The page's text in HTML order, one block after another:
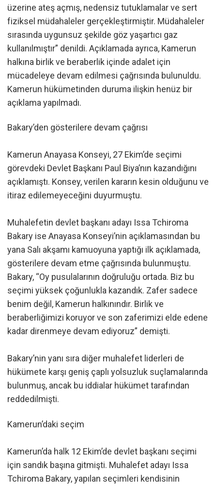
üzerine ateş açmış, nedensiz tutuklamalar ve sert
fiziksel müdahaleler gerçekleştirmiştir. Müdahaleler
sırasında uygunsuz şekilde göz yaşartıcı gaz
kullanılmıştır” denildi. Açıklamada ayrıca, Kamerun
halkına birlik ve beraberlik içinde adalet için
mücadeleye devam edilmesi çağrısında bulunuldu.
Kamerun hükümetinden duruma ilişkin henüz bir
açıklama yapılmadı.
Bakary’den gösterilere devam çağrısı
Kamerun Anayasa Konseyi, 27 Ekim’de seçimi
görevdeki Devlet Başkanı Paul Biya’nın kazandığını
açıklamıştı. Konsey, verilen kararın kesin olduğunu ve
itiraz edilemeyeceğini duyurmuştu.
Muhalefetin devlet başkanı adayı Issa Tchiroma
Bakary ise Anayasa Konseyi’nin açıklamasından bu
yana Salı akşamı kamuoyuna yaptığı ilk açıklamada,
gösterilere devam etme çağrısında bulunmuştu.
Bakary, “Oy pusulalarının doğruluğu ortada. Biz bu
seçimi yüksek çoğunlukla kazandık. Zafer sadece
benim değil, Kamerun halkınındır. Birlik ve
beraberliğimizi koruyor ve son zaferimizi elde edene
kadar direnmeye devam ediyoruz” demişti.
Bakary’nin yanı sıra diğer muhalefet liderleri de
hükümete karşı geniş çaplı yolsuzluk suçlamalarında
bulunmuş, ancak bu iddialar hükümet tarafından
reddedilmişti.
Kamerun’daki seçim
Kamerun’da halk 12 Ekim’de devlet başkanı seçimi
için sandık başına gitmişti. Muhalefet adayı Issa
Tchiroma Bakary, yapılan seçimleri kendisinin